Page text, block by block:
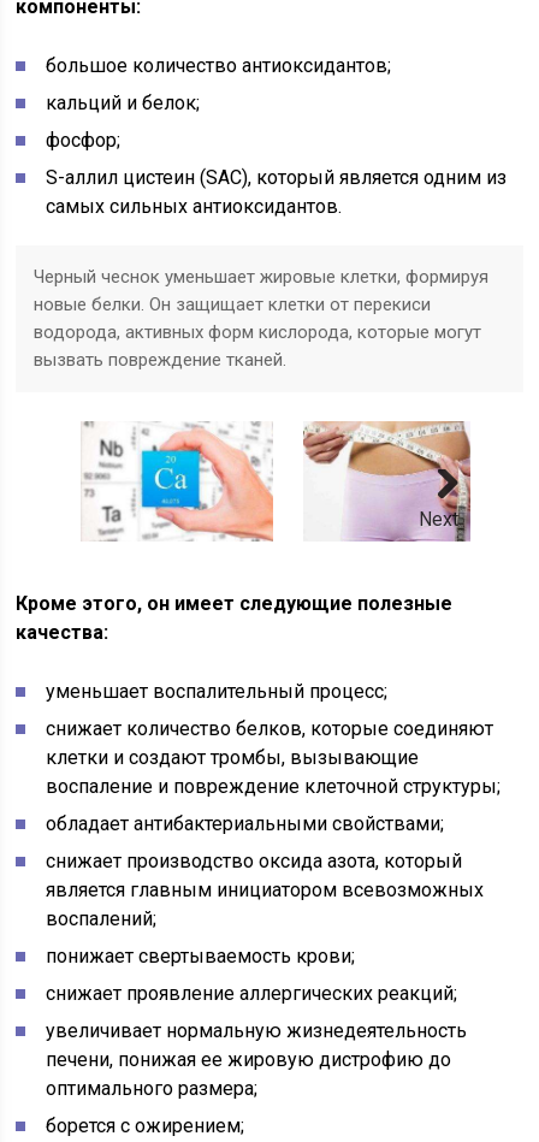
компоненты:
большое количество антиоксидантов;
кальций и белок;
фосфор;
S-аллил цистеин (SAC), который является одним из
самых сильных антиоксидантов.
Черный чеснок уменьшает жировые клетки, формируя
новые белки. Он защищает клетки от перекиси
водорода, активных форм кислорода, которые могут
вызвать повреждение тканей.
Next
Кроме этого, он имеет следующие полезные
качества:
уменьшает воспалительный процесс;
снижает количество белков, которые соединяют
клетки и создают тромбы, вызывающие
воспаление и повреждение клеточной структуры;
обладает антибактериальными свойствами;
снижает производство оксида азота, который
является главным инициатором всевозможных
воспалений;
понижает свертываемость крови;
снижает проявление аллергических реакций;
увеличивает нормальную жизнедеятельность
печени, понижая ее жировую дистрофию до
оптимального размера;
борется с ожирением;